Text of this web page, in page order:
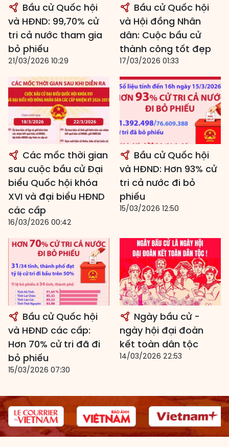
Bầu cử Quốc hội
và HĐND: 99,70% cử
tri cả nước tham gia
bỏ phiếu
21/03/2026 10:29
Bầu cử Quốc hội
và Hội đồng Nhân
dân: Cuộc bầu cử
thành công tốt đẹp
17/03/2026 01:33
Các mốc thời gian
sau cuộc bầu cử Đại
biểu Quốc hội khóa
XVI và đại biểu HĐND
các cấp
16/03/2026 00:42
Bầu cử Quốc hội
và HĐND: Hơn 93% cử
tri cả nước đi bỏ
phiếu
15/03/2026 12:50
Bầu cử Quốc hội
và HĐND các cấp:
Hơn 70% cử tri đã đi
bỏ phiếu
15/03/2026 07:30
Ngày bầu cử -
ngày hội đại đoàn
kết toàn dân tộc
14/03/2026 22:53